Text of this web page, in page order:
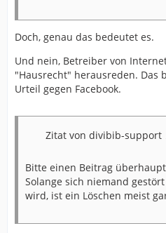
Doch, genau das bedeutet es.
Und nein, Betreiber von
"Hausrecht" herausreden. Das
Urteil gegen Facebook.
Zitat von divibib-support
Bitte einen Beitrag
Solange sich niemand
wird, ist ein Löschen meist